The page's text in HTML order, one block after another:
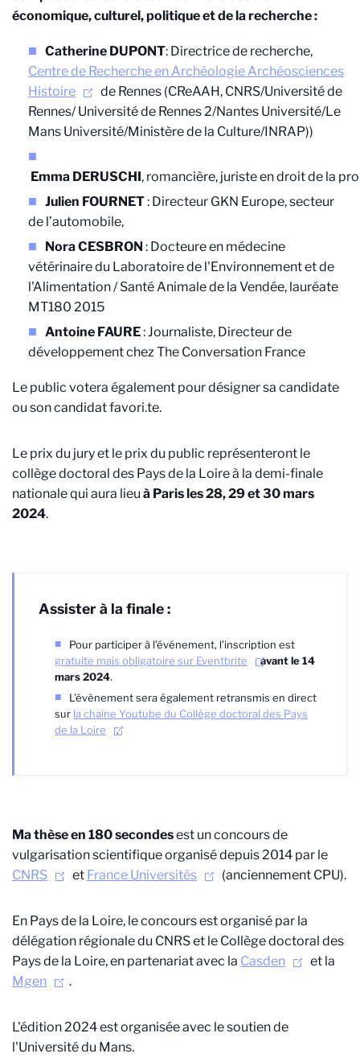
économique, culturel, politique et de la recherche :
Catherine DUPONT: Directrice de recherche,
Centre de Recherche en Archéologie Archéosciences
Histoire
de Rennes (CReAAH, CNRS/Université de
Rennes/ Université de Rennes 2/Nantes Université/Le
Mans Université/Ministère de la Culture/INRAP))
Emma DERUSCHI, romancière, juriste en droit de la
Julien FOURNET: Directeur GKN Europe, secteur
de l’automobile,
Nora CESBRON : Docteure en médecine
vétérinaire du Laboratoire de l'Environnement et de
l'Alimentation / Santé Animale de la Vendée, lauréate
MT180 2015
Antoine FAURE: Journaliste, Directeur de
développement chez The Conversation France
Le public votera également pour désigner sa candidate
ou son candidat favori.te.
Le prix du juryet le prix du public représenteront le
collège doctoral des Pays de la Loire à la demi-finale
nationale qui aura lieu à Parisles 28, 29 et 30 mars
2024.
Assister à la finale :
Pour participer à l’événement, l’inscription est
gratuite mais obligatoire sur Eventbrite
avant le 14
mars 2024.
L’évènement sera également retransmis en direct
sur la chaine Youtube du Collège doctoral des Pays
de la Loire
.
Ma thèse en 180 secondesest un concours de
vulgarisation scientifique organisé depuis 2014 par le
CNRS
et France Universités (anciennement CPU).
En Pays de la Loire, le concours est organisé par la
délégation régionale du CNRS et le Collège doctoral des
Pays de la Loire, en partenariat avec la Casden
et la
Mgen
.
L'édition 2024 est organisée avec le soutien de
l'Université du Mans.